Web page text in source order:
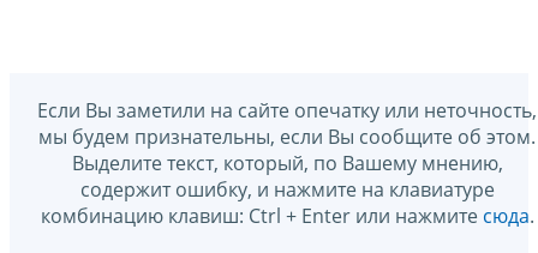
Если Вы заметили на сайте опечатку или неточность,
мы будем признательны, если Вы сообщите об этом.
Выделите текст, который, по Вашему мнению,
содержит ошибку, и нажмите на клавиатуре
комбинацию клавиш: Ctrl + Enter или нажмите сюда.